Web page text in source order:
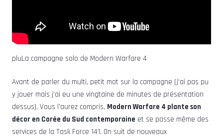
pluLa campagne solo de Modern Warfare 4
Avant de parler du multi, petit mot sur la campagne (j’ai pas pu
y jouer mais j’ai eu une vingtaine de minutes de présentation
dessus). Vous l’aurez compris, Modern Warfare 4 plante son
décor en Corée du Sud contemporaine et se passe même des
services de la Task Force 141. On suit de nouveaux